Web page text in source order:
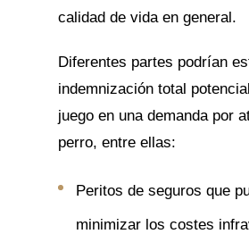
calidad de vida en general.
Diferentes partes podrían
indemnización total
juego en una demanda por
perro, entre ellas:
Peritos de seguros que
minimizar los costes